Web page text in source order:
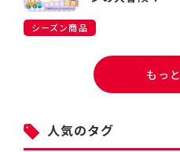
シーズン商品
もっ
人気のタグ